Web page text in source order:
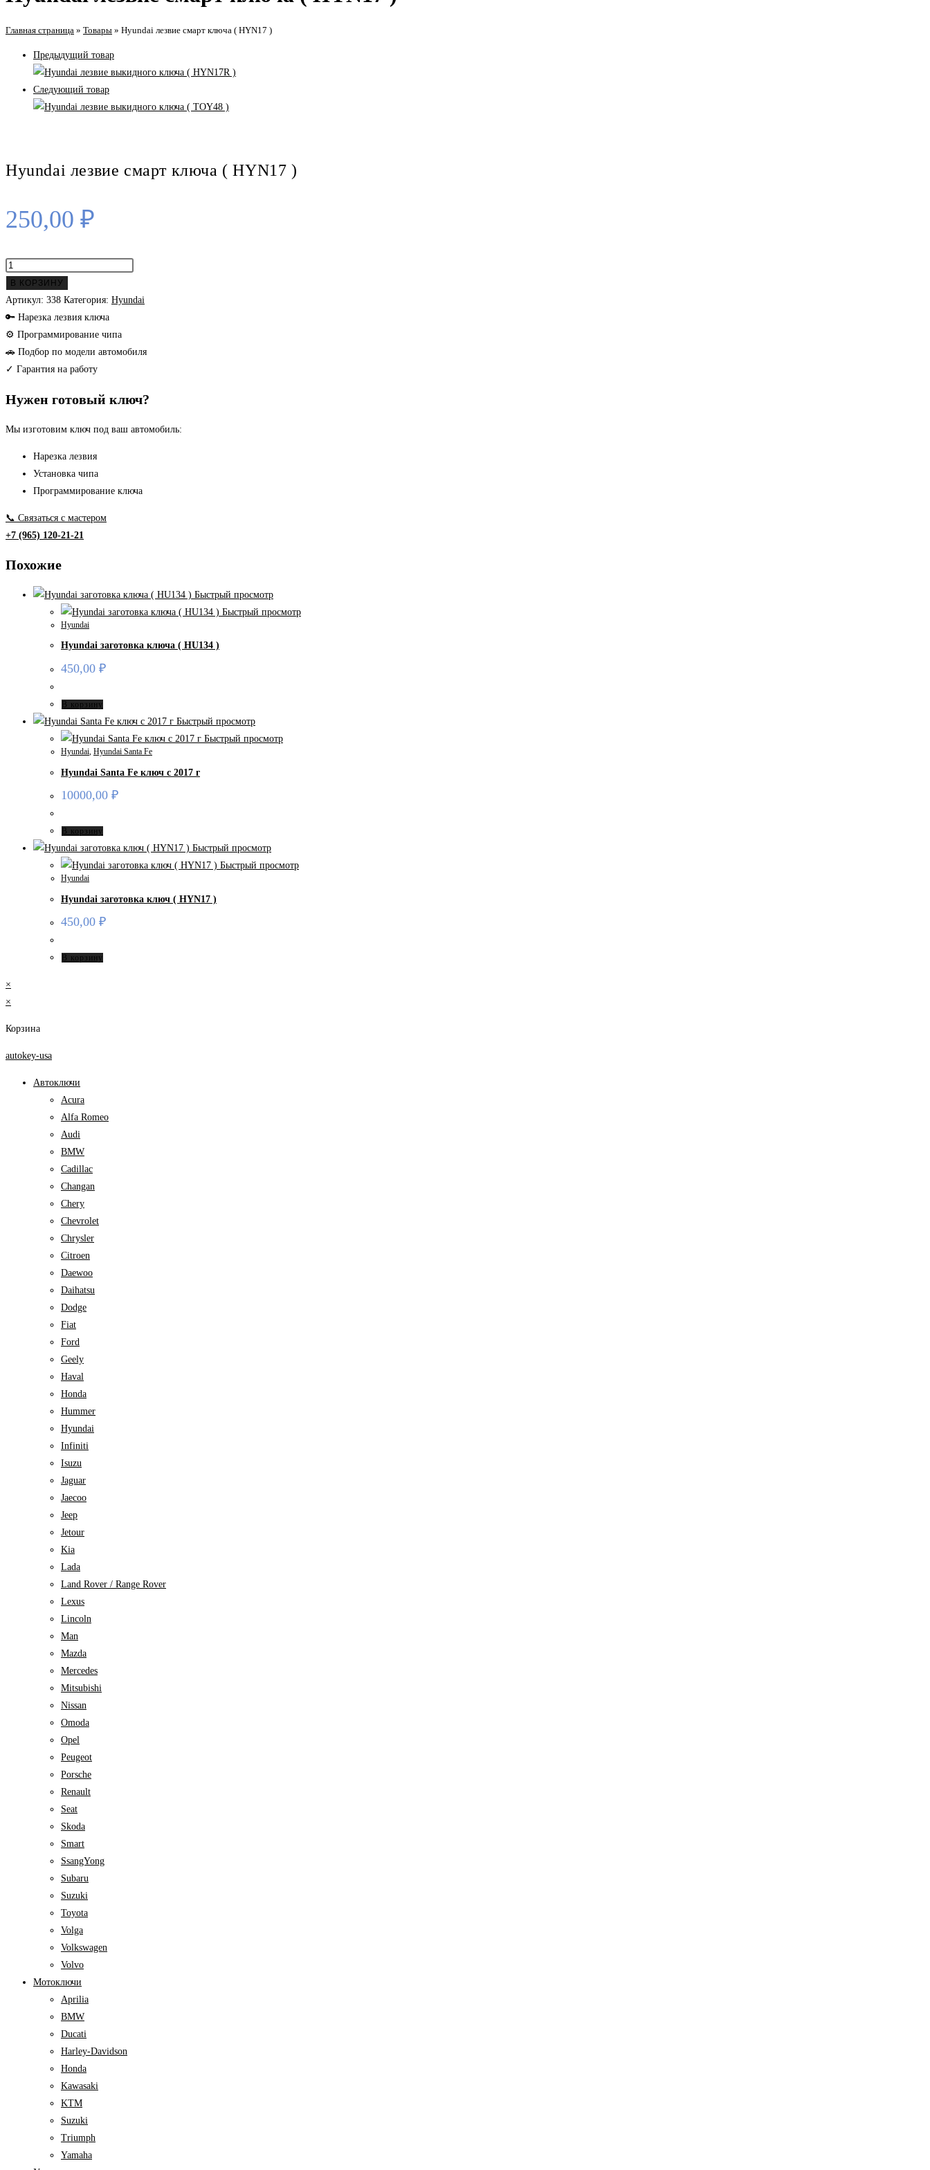
Главная страница » Товары » Hyundai лезвие смарт ключа ( HYN17 )
Предыдущий товар
Следующий товар
Hyundai лезвие смарт ключа ( HYN17 )
250,00 ₽
Количество
товара
Hyundai
лезвие
смарт
ключа
(
)
В КОРЗИНУ
Артикул: 338 Категория: Hyundai
🔑 Нарезка лезвия ключа
⚙ Программирование чипа
🚗 Подбор по модели автомобиля
✓ Гарантия на работу
Нужен готовый ключ?
Мы изготовим ключ под ваш автомобиль:
Нарезка лезвия
Установка чипа
Программирование ключа
📞 Связаться с мастером
+7 (965) 120-21-21
Похожие
Быстрый просмотр
Быстрый просмотр
Hyundai
Hyundai заготовка ключа ( HU134 )
450,00 ₽
В корзину
Быстрый просмотр
Быстрый просмотр
Hyundai, Hyundai Santa Fe
Hyundai Santa Fe ключ с 2017 г
10000,00 ₽
В корзину
Быстрый просмотр
Быстрый просмотр
Hyundai
Hyundai заготовка ключ ( HYN17 )
450,00 ₽
В корзину
×
×
Корзина
autokey-usa
Автоключи
Acura
Alfa Romeo
Audi
BMW
Cadillac
Changan
Chery
Chevrolet
Chrysler
Citroen
Daewoo
Daihatsu
Dodge
Fiat
Ford
Geely
Haval
Honda
Hummer
Hyundai
Infiniti
Isuzu
Jaguar
Jaecoo
Jeep
Jetour
Kia
Lada
Land Rover / Range Rover
Lexus
Lincoln
Man
Mazda
Mercedes
Mitsubishi
Nissan
Omoda
Opel
Peugeot
Porsche
Renault
Seat
Skoda
Smart
SsangYong
Subaru
Suzuki
Toyota
Volga
Volkswagen
Volvo
Мотоключи
Aprilia
BMW
Ducati
Harley-Davidson
Honda
Kawasaki
KTM
Suzuki
Triumph
Yamaha